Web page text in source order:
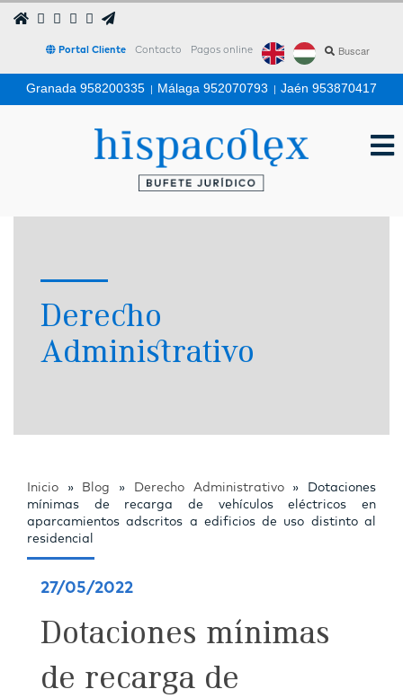
Portal Cliente Contacto Pagos online
Granada 958200335 | Málaga 952070793 | Jaén 953870417
Derecho
Administrativo
Inicio » Blog » Derecho Administrativo»
Dotaciones
mínimas de recarga de vehículos eléctricos en
aparcamientos adscritos a edificios de uso distinto al
residencial
27/05/2022
Dotaciones mínimas
de recarga de